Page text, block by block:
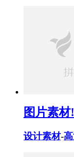
图片素
设计素材-